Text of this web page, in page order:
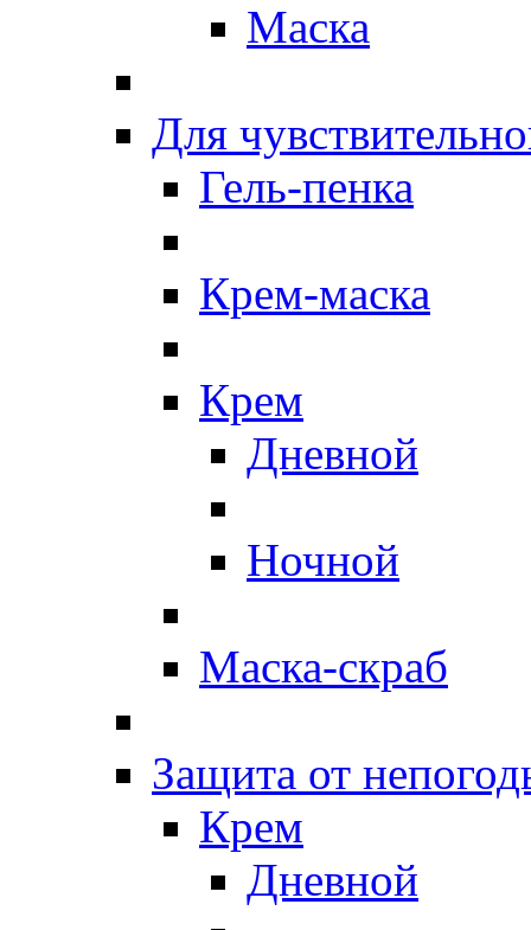
Маска
Для
Гель-пенка
Крем-маска
Крем
Дневной
Ночной
Маска-скраб
Защита от
Крем
Дневной